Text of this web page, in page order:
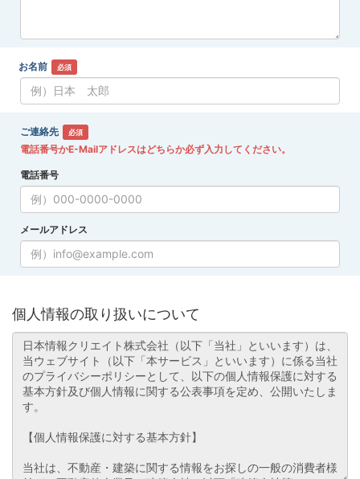
お名前 必須
ご連絡先 必須
電話番号かE-Mailアドレスはどちらか必ず入力してください。
電話番号
メールアドレス
個人情報の取り扱いについて